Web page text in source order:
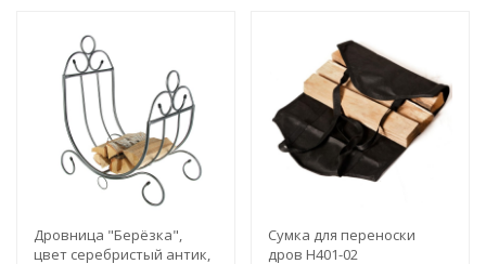
Дровница "Берёзка",
цвет серебристый антик,
Сумка для переноски
дров H401-02